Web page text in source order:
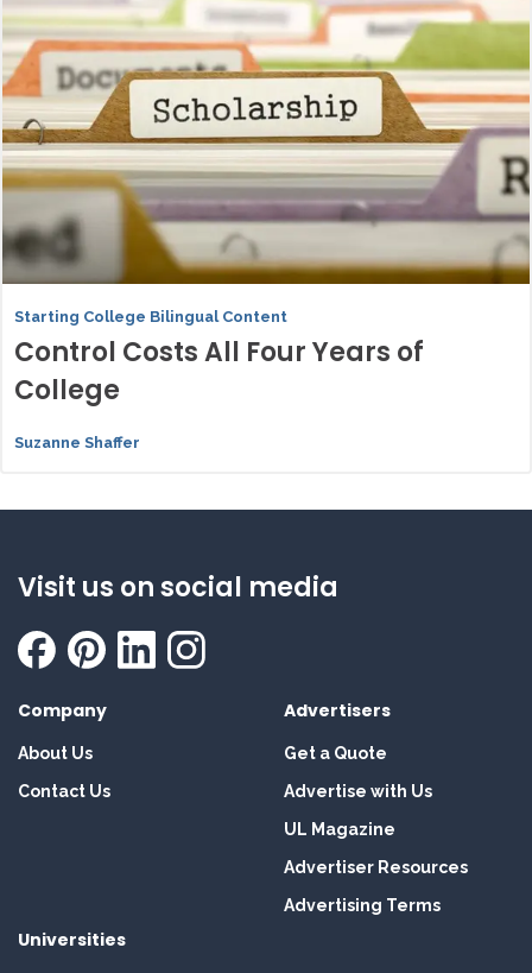
Starting College Bilingual Content
Control Costs All Four Years of
College
Suzanne Shaffer
Visit us on social media
Company
About Us
Contact Us
Advertisers
Get a Quote
Advertise with Us
UL Magazine
Advertiser Resources
Advertising Terms
Universities